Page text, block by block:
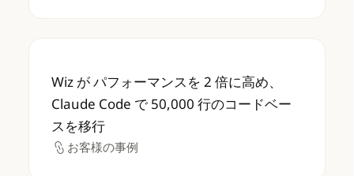
Wiz が パフォーマンスを 2 倍に高め、
Wiz が パフォーマンスを 2 倍に高め、
Claude Code で 50,000 行のコードベー
スを移行
お客様の事例
お客様の事例